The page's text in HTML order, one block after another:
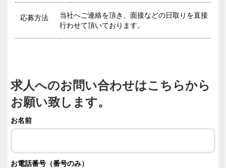
応募方法
当社へご連絡を頂き、面接などの日取りを直接
行わせて頂いております。
求人へのお問い合わせはこちらから
お願い致します。
お名前
お電話番号（番号のみ）